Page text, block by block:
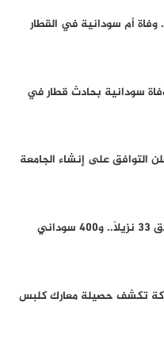
أم سودانية في القطار
سودانية بحادث قطار في
التوافق على إنشاء الجامعة
165 مليون جنيه لإطلاق 33 نزيلاً.. و400 سوداني
تكشف حصيلة معارك كلبس